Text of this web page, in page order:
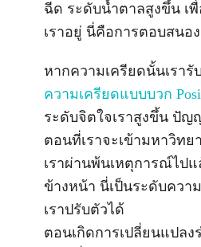
ฉีด ระดับน้ำตาลสูงขึ้น เ
เราอยู่ นี่คือการตอบสนอ
หากความเครียดนั้นเรา
ความเครียดแบบบวก
ระดับจิตใจเราสูงขึ้น ปัญ
ตอนที่เราจะเข้ามหาวิทย
เราผ่านพ้นเหตุการณ์ไป
ข้างหน้า นี่เป็นระดับควา
เราปรับตัวได้
ตอนเกิดการเปลี่ยนแปลง